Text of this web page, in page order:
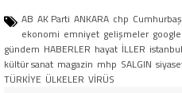
AB AK Parti ANKARA chp
ekonomi emniyet gelişmeler google
gündem HABERLER hayat İLLER istanbul
kültür sanat magazin mhp SALGIN
TÜRKİYE ÜLKELER VİRÜS